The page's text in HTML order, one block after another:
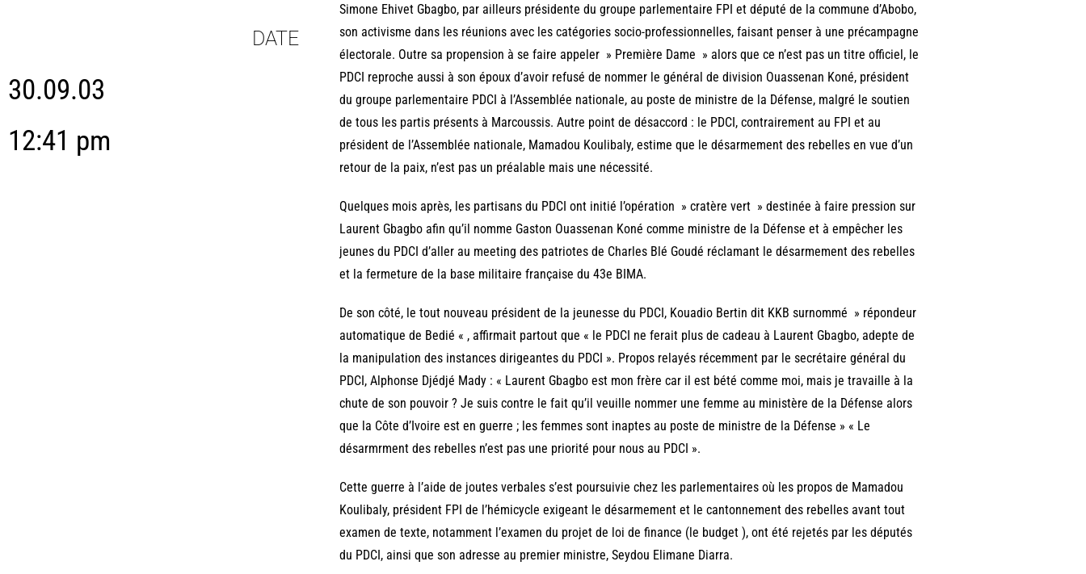
DATE
30.09.03
12:41 pm
Simone Ehivet Gbagbo, par ailleurs présidente du groupe parlementaire FPI et député de la commune d’Abobo,
son activisme dans les réunions avec les catégories socio-professionnelles, faisant penser à une précampagne
électorale. Outre sa propension à se faire appeler » Première Dame » alors que ce n’est pas un titre officiel, le
PDCI reproche aussi à son époux d’avoir refusé de nommer le général de division Ouassenan Koné, président
du groupe parlementaire PDCI à l’Assemblée nationale, au poste de ministre de la Défense, malgré le soutien
de tous les partis présents à Marcoussis. Autre point de désaccord : le PDCI, contrairement au FPI et au
président de l’Assemblée nationale, Mamadou Koulibaly, estime que le désarmement des rebelles en vue d’un
retour de la paix, n’est pas un préalable mais une nécessité.
Quelques mois après, les partisans du PDCI ont initié l’opération » cratère vert » destinée à faire pression sur
Laurent Gbagbo afin qu’il nomme Gaston Ouassenan Koné comme ministre de la Défense et à empêcher les
jeunes du PDCI d’aller au meeting des patriotes de Charles Blé Goudé réclamant le désarmement des rebelles
et la fermeture de la base militaire française du 43e BIMA.
De son côté, le tout nouveau président de la jeunesse du PDCI, Kouadio Bertin dit KKB surnommé » répondeur
automatique de Bedié « , affirmait partout que « le PDCI ne ferait plus de cadeau à Laurent Gbagbo, adepte de
la manipulation des instances dirigeantes du PDCI ». Propos relayés récemment par le secrétaire général du
PDCI, Alphonse Djédjé Mady : « Laurent Gbagbo est mon frère car il est bété comme moi, mais je travaille à la
chute de son pouvoir ? Je suis contre le fait qu’il veuille nommer une femme au ministère de la Défense alors
que la Côte d’Ivoire est en guerre ; les femmes sont inaptes au poste de ministre de la Défense » « Le
désarmrment des rebelles n’est pas une priorité pour nous au PDCI ».
Cette guerre à l’aide de joutes verbales s’est poursuivie chez les parlementaires où les propos de Mamadou
Koulibaly, président FPI de l’hémicycle exigeant le désarmement et le cantonnement des rebelles avant tout
examen de texte, notamment l’examen du projet de loi de finance (le budget ), ont été rejetés par les députés
du PDCI, ainsi que son adresse au premier ministre, Seydou Elimane Diarra.